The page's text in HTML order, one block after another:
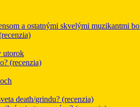
a ostatnými skvelými muzikantmi
utorok
(recenzia)
death/grindu? (recenzia)